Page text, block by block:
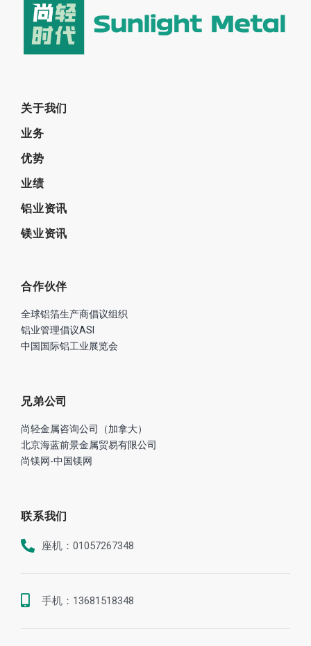
关于我们
业务
优势
业绩
铝业资讯
镁业资讯
合作伙伴
全球铝箔生产商倡议组织
铝业管理倡议ASI
中国国际铝工业展览会
兄弟公司
尚轻金属咨询公司（加拿大）
北京海蓝前景金属贸易有限公司
尚镁网-中国镁网
联系我们
座机：01057267348
手机：13681518348